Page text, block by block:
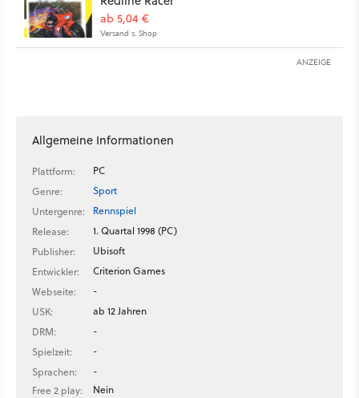
ab 5,04 €
Versand s. Shop
ANZEIGE
Allgemeine Informationen
Plattform:
PC
Genre:
Sport
Untergenre:
Rennspiel
Release:
1. Quartal 1998 (PC)
Publisher:
Ubisoft
Entwickler:
Criterion Games
Webseite:
-
USK:
ab 12 Jahren
DRM:
-
Spielzeit:
-
Sprachen:
-
Free 2 play:
Nein